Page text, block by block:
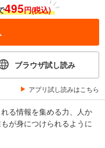
495円(税込)
ブラウザ試し読み
アプリ試し読みはこちら
る情報を集める力、人か
が身につけられるように